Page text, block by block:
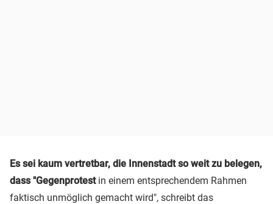
Es sei kaum vertretbar, die Innenstadt so weit zu belegen,
dass "Gegenprotest in einem entsprechendem Rahmen
faktisch unmöglich gemacht wird", schreibt das